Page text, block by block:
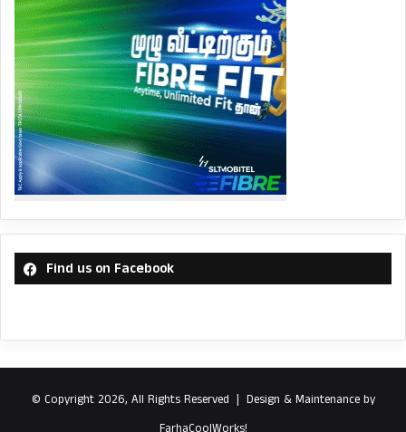
Find us on Facebook
© Copyright 2026, All Rights Reserved | Design & Maintenance by
FarhaCoolWorks!